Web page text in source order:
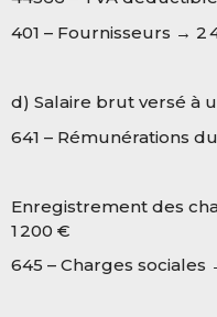
401 – Fournisseurs → 2
d) Salaire brut versé à
641 – Rémunérations
Enregistrement des
1 200 €
645 – Charges sociales